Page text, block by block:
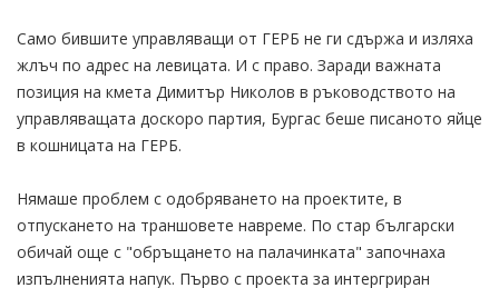
Само бившите управляващи от ГЕРБ не ги сдържа и изляха
жлъч по адрес на левицата. И с право. Заради важната
позиция на кмета Димитър Николов в ръководството на
управляващата доскоро партия, Бургас беше писаното яйце
в кошницата на ГЕРБ.
Нямаше проблем с одобряването на проектите, в
отпускането на траншовете навреме. По стар български
обичай още с "обръщането на палачинката" започнаха
изпълненията напук. Първо с проекта за интергриран